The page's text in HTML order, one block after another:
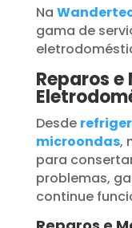
Na
gama de
Reparos
Desde
microondas,
para
problemas,
continue